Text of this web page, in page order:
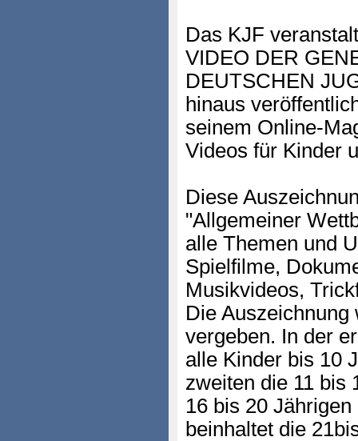
Das KJF
VIDEO DER
DEUTSCHEN
hinaus
seinem Online-
Videos für Kinder
Diese
"Allgemeiner
alle Themen und
Spielfilme,
Musikvideos,
Die
vergeben. In der
alle Kinder bis 10
zweiten die 11 bis
16 bis 20
beinhaltet die